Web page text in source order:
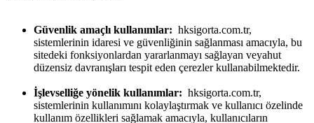
Güvenlik amaçlı kullanımlar: hksigorta.com.tr,
sistemlerinin idaresi ve güvenliğinin sağlanması amacıyla, bu
sitedeki fonksiyonlardan yararlanmayı sağlayan veyahut
düzensiz davranışları tespit eden çerezler kullanabilmektedir.
İşlevselliğe yönelik kullanımlar: hksigorta.com.tr,
sistemlerinin kullanımını kolaylaştırmak ve kullanıcı özelinde
kullanım özellikleri sağlamak amacıyla, kullanıcıların